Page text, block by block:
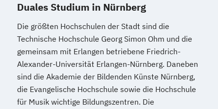
Duales Studium in Nürnberg
Die größten Hochschulen der Stadt sind die
Technische Hochschule Georg Simon Ohm und die
gemeinsam mit Erlangen betriebene Friedrich-
Alexander-Universität Erlangen-Nürnberg. Daneben
sind die Akademie der Bildenden Künste Nürnberg,
die Evangelische Hochschule sowie die Hochschule
für Musik wichtige Bildungszentren. Die